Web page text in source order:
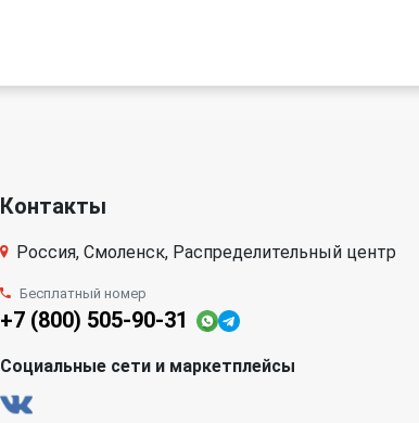
Контакты
Россия, Смоленск, Распределительный центр
Бесплатный номер
+7 (800) 505-90-31
Социальные сети и маркетплейсы